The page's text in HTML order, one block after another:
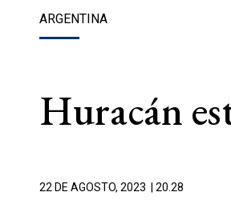
ARGENTINA
Huracán
22 DE AGOSTO, 2023 | 20.28